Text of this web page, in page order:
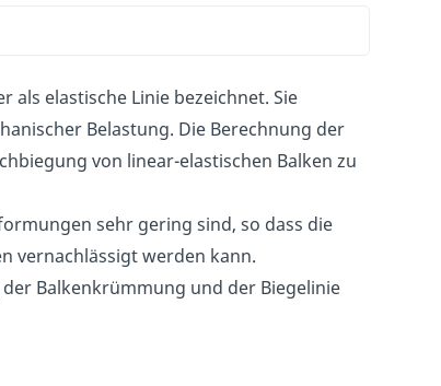
als elastische Linie bezeichnet. Sie
Belastung. Die Berechnung der
von linear-elastischen Balken zu
sehr gering sind, so dass die
vernachlässigt werden kann.
Balkenkrümmung und der Biegelinie